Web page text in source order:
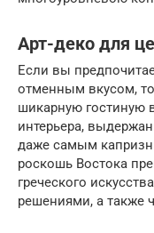
Арт-деко для
Если вы
отменным вкусом,
шикарную гостиную
интерьера,
даже самым
роскошь Востока
греческого
решениями, а также